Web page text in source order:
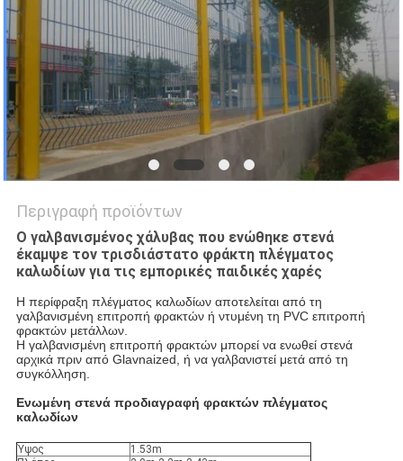
Περιγραφή προϊόντων
Ο γαλβανισμένος χάλυβας που ενώθηκε στενά
έκαμψε τον τρισδιάστατο φράκτη πλέγματος
καλωδίων για τις εμπορικές παιδικές χαρές
Η περίφραξη πλέγματος καλωδίων αποτελείται από τη
γαλβανισμένη επιτροπή φρακτών ή ντυμένη τη PVC επιτροπή
φρακτών μετάλλων.
Η γαλβανισμένη επιτροπή φρακτών μπορεί να ενωθεί στενά
αρχικά πριν από Glavnaized, ή να γαλβανιστεί μετά από τη
συγκόλληση.
Ενωμένη στενά προδιαγραφή φρακτών πλέγματος
καλωδίων
Ύψος
1.53m